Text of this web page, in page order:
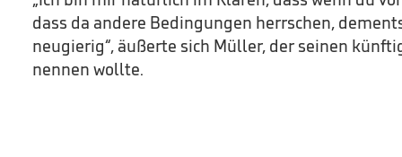
dass da andere Bedingungen herrschen,
neugierig“, äußerte sich Müller, der seinen
nennen wollte.